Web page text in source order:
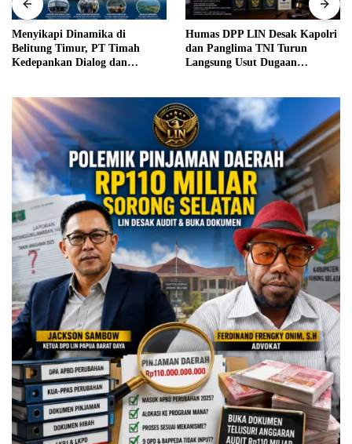
Menyikapi Dinamika di
Belitung Timur, PT Timah
Kedepankan Dialog dan
Humas DPP LIN Desak Kapolri
dan Panglima TNI Turun
Langsung Usut Dugaan